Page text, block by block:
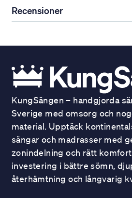
Recensioner
KungSängen – handgjorda
Sverige med omsorg och
material. Upptäck
sängar och madrasser med
zonindelning och rätt
investering i bättre sömn,
återhämtning och långvarig